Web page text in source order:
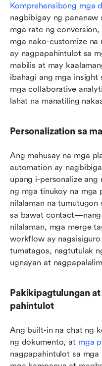
Komprehensibong mga
nagbibigay ng pananaw
mga rate ng
mga nako-customize
ay nagpapahintulot sa
mabilis at may
ibahagi ang mga insight
mga collaborative
lahat na manatiling
Personalization sa
Ang mahusay na mga
automation ay
upang i-personalize ang
ng mga tinukoy na mga
nilalaman na
sa bawat contact—nang
nilalaman, mga merge
workflow ay
tumatagos, nagtutulak
ugnayan at
Pakikipagtulungan
pahintulot
Ang built-in na chat ng
ng dokumento, at mga
nagpapahintulot sa